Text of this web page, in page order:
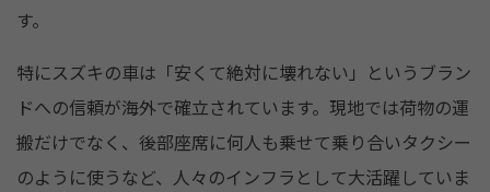
す。
特にスズキの車は「安くて絶対に壊れない」というブラン
ドへの信頼が海外で確立されています。現地では荷物の運
搬だけでなく、後部座席に何人も乗せて乗り合いタクシー
のように使うなど、人々のインフラとして大活躍していま